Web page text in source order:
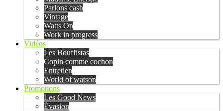
Parlons cash
Vintage
Watts On
Work in progress
Vidéos
Les Bouffistas
Copin comme cochon
Entretien
World of watson
Promotions
Les Good News
Évasion